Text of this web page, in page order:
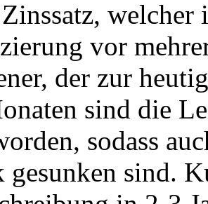
welcher
vor
der zur
sind die
sodass
gesunken sind.